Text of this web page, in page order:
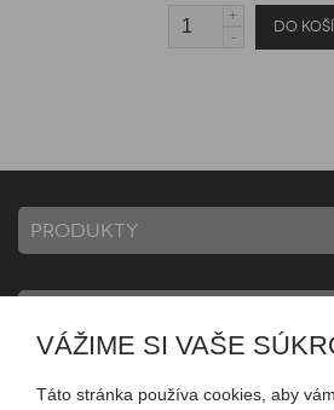
PRODUKTY
MÔJ ÚČET
VÁŽIME SI VAŠE
Táto stránka používa cookies, aby